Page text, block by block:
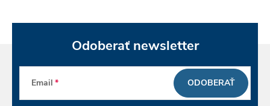
Odoberať newsletter
Email ODOBERAŤ